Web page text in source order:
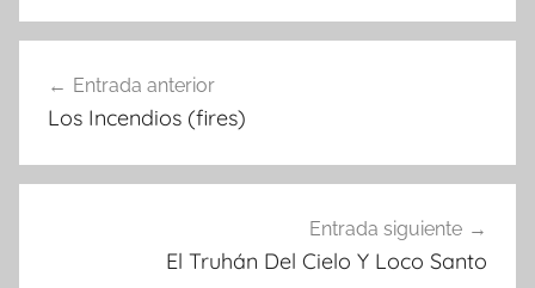
de
Entrada anterior
Los Incendios (fires)
Entrada siguiente
El Truhán Del Cielo Y Loco Santo